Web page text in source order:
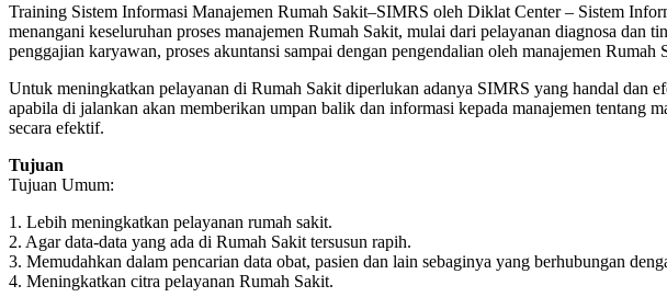
Training Sistem Informasi Manajemen Rumah Sakit–SIMRS oleh Diklat Center – Sistem
menangani keseluruhan proses manajemen Rumah Sakit, mulai dari pelayanan diagnosa dan
penggajian karyawan, proses akuntansi sampai dengan pengendalian oleh manajemen
Untuk meningkatkan pelayanan di Rumah Sakit diperlukan adanya SIMRS yang handal dan
apabila di jalankan akan memberikan umpan balik dan informasi kepada manajemen tentang
secara efektif.
Tujuan
Tujuan Umum:
1. Lebih meningkatkan pelayanan rumah sakit.
2. Agar data-data yang ada di Rumah Sakit tersusun rapih.
3. Memudahkan dalam pencarian data obat, pasien dan lain sebaginya yang berhubungan
4. Meningkatkan citra pelayanan Rumah Sakit.